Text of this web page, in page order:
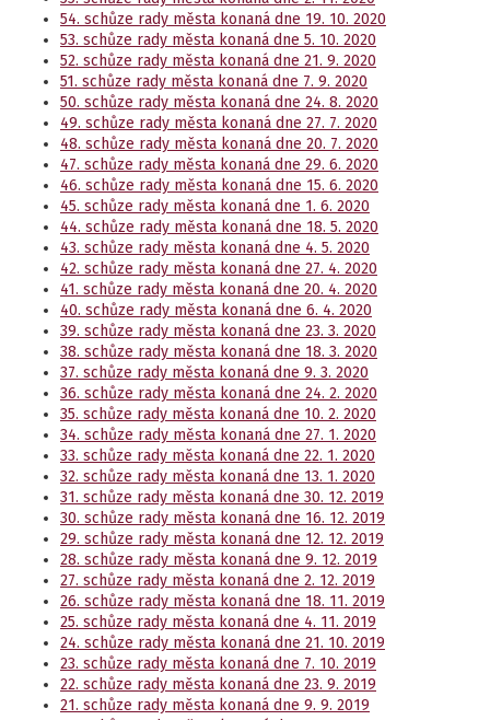
54. schůze rady města konaná dne 19. 10. 2020
53. schůze rady města konaná dne 5. 10. 2020
52. schůze rady města konaná dne 21. 9. 2020
51. schůze rady města konaná dne 7. 9. 2020
50. schůze rady města konaná dne 24. 8. 2020
49. schůze rady města konaná dne 27. 7. 2020
48. schůze rady města konaná dne 20. 7. 2020
47. schůze rady města konaná dne 29. 6. 2020
46. schůze rady města konaná dne 15. 6. 2020
45. schůze rady města konaná dne 1. 6. 2020
44. schůze rady města konaná dne 18. 5. 2020
43. schůze rady města konaná dne 4. 5. 2020
42. schůze rady města konaná dne 27. 4. 2020
41. schůze rady města konaná dne 20. 4. 2020
40. schůze rady města konaná dne 6. 4. 2020
39. schůze rady města konaná dne 23. 3. 2020
38. schůze rady města konaná dne 18. 3. 2020
37. schůze rady města konaná dne 9. 3. 2020
36. schůze rady města konaná dne 24. 2. 2020
35. schůze rady města konaná dne 10. 2. 2020
34. schůze rady města konaná dne 27. 1. 2020
33. schůze rady města konaná dne 22. 1. 2020
32. schůze rady města konaná dne 13. 1. 2020
31. schůze rady města konaná dne 30. 12. 2019
30. schůze rady města konaná dne 16. 12. 2019
29. schůze rady města konaná dne 12. 12. 2019
28. schůze rady města konaná dne 9. 12. 2019
27. schůze rady města konaná dne 2. 12. 2019
26. schůze rady města konaná dne 18. 11. 2019
25. schůze rady města konaná dne 4. 11. 2019
24. schůze rady města konaná dne 21. 10. 2019
23. schůze rady města konaná dne 7. 10. 2019
22. schůze rady města konaná dne 23. 9. 2019
21. schůze rady města konaná dne 9. 9. 2019